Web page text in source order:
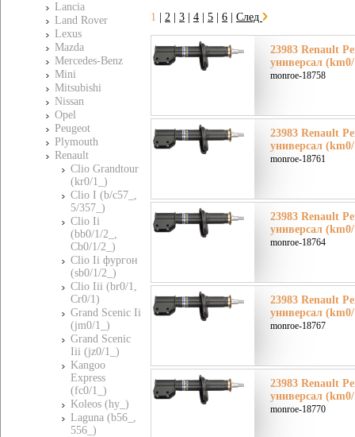
Lancia
Land Rover
Lexus
Mazda
Mercedes-Benz
Mini
Mitsubishi
Nissan
Opel
Peugeot
Plymouth
Renault
Clio Grandtour
(kr0/1_)
Clio I (b/c57_,
5/357_)
Clio Ii
(bb0/1/2_,
Cb0/1/2_)
Clio Ii фургон
(sb0/1/2_)
Clio Iii (br0/1,
Cr0/1)
Grand Scenic Ii
(jm0/1_)
Grand Scenic
Iii (jz0/1_)
Kangoo
Express
(fc0/1_)
Koleos (hy_)
Laguna (b56_,
556_)
1 2 3 4 5 6 След
23983 Renault
универсал
monroe-18758
23983 Renault
универсал
monroe-18761
23983 Renault
универсал
monroe-18764
23983 Renault
универсал
monroe-18767
23983 Renault
универсал
monroe-18770